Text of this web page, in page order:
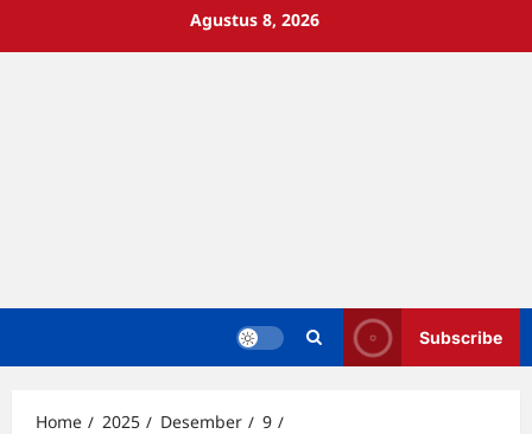
Agustus 8, 2026
Subscribe
Home 2025 Desember
9